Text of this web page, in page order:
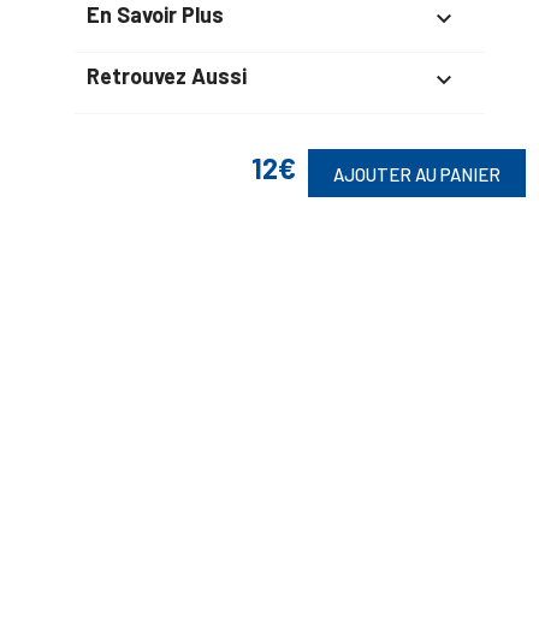
12€ AJOUTER AU PANIER
En Savoir Plus 
Retrouvez Aussi 
Suivez-Nous